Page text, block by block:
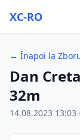
XC-RO
← Înapoi la
Dan Creta
32m
14.08.2023 13:03 ·